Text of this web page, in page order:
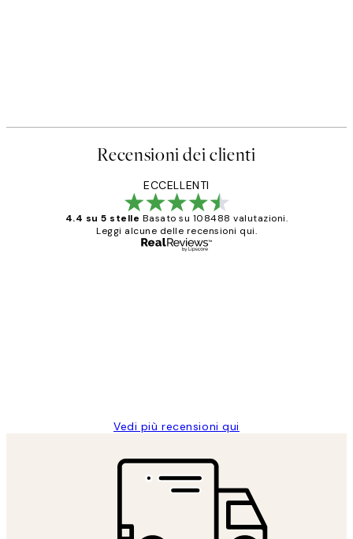
Recensioni dei clienti
ECCELLENTI
4.4 su 5 stelle Basato su 108488 valutazioni.
Leggi alcune delle recensioni qui.
Vedi più recensioni qui